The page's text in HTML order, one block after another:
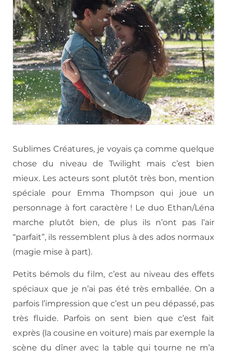
Sublimes Créatures, je voyais ça comme quelque
chose du niveau de Twilight mais c’est bien
mieux. Les acteurs sont plutôt très bon, mention
spéciale pour Emma Thompson qui joue un
personnage à fort caractère ! Le duo Ethan/Léna
marche plutôt bien, de plus ils n’ont pas l’air
“parfait”, ils ressemblent plus à des ados normaux
(magie mise à part).
Petits bémols du film, c’est au niveau des effets
spéciaux que je n’ai pas été très emballée. On a
parfois l’impression que c’est un peu dépassé, pas
très fluide. Parfois on sent bien que c’est fait
exprès (la cousine en voiture) mais par exemple la
scène du dîner avec la table qui tourne ne m’a